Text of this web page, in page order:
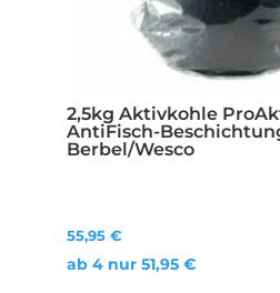
2,5kg Aktivkohle
AntiFisch-
Berbel/Wesco
55,95 €
ab 4 nur 51,95 €